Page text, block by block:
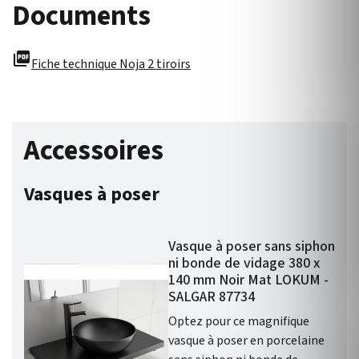
Documents
picture_as_pdfFiche technique Noja 2 tiroirs
Accessoires
Vasques à poser
Vasque à poser sans siphon
ni bonde de vidage 380 x
140 mm Noir Mat LOKUM -
SALGAR 87734
Optez pour ce magnifique
vasque à poser en porcelaine